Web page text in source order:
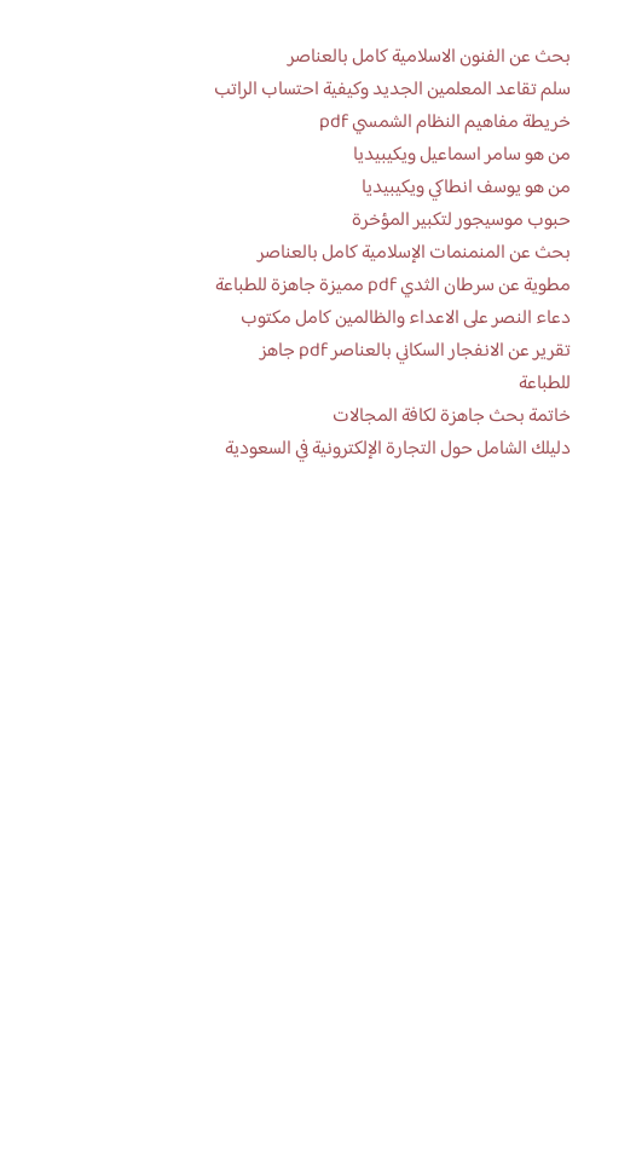
بحث عن الفنون الاسلامية كامل بالعناصر
سلم تقاعد المعلمين الجديد وكيفية احتساب الراتب
خريطة مفاهيم النظام الشمسي pdf
من هو سامر اسماعيل ويكيبيديا
من هو يوسف انطاكي ويكيبيديا
حبوب موسيجور لتكبير المؤخرة
بحث عن المنمنمات الإسلامية كامل بالعناصر
مطوية عن سرطان الثدي pdf مميزة جاهزة للطباعة
دعاء النصر على الاعداء والظالمين كامل مكتوب
تقرير عن الانفجار السكاني بالعناصر pdf جاهز
للطباعة
خاتمة بحث جاهزة لكافة المجالات
دليلك الشامل حول التجارة الإلكترونية في السعودية